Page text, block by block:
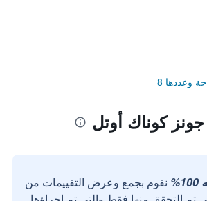
وعددها 8
كوناك أوتل
نقوم بجمع وعرض التقييمات من